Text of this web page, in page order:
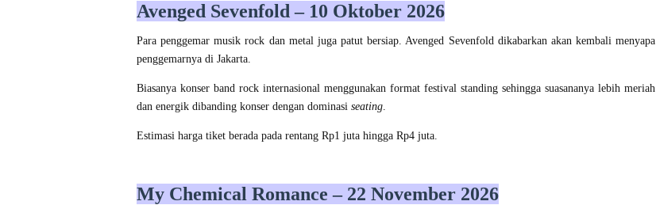
Avenged Sevenfold – 10 Oktober 2026
Para penggemar musik rock dan metal juga patut bersiap. Avenged Sevenfold dikabarkan akan kembali menyapa
penggemarnya di Jakarta.
Biasanya konser band rock internasional menggunakan format festival standing sehingga suasananya lebih meriah
dan energik dibanding konser dengan dominasi seating.
Estimasi harga tiket berada pada rentang Rp1 juta hingga Rp4 juta.
My Chemical Romance – 22 November 2026